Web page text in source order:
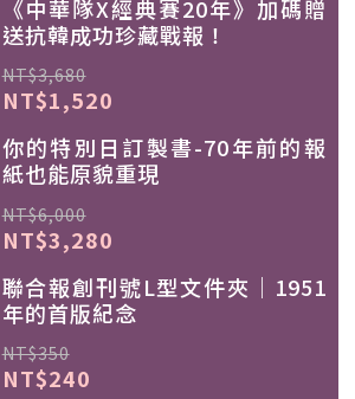
《中華隊X經典賽20年》加碼贈
送抗韓成功珍藏戰報！
NT$3,680
NT$1,520
你的特別日訂製書-70年前的報
紙也能原貌重現
NT$6,000
NT$3,280
聯合報創刊號L型文件夾｜1951
年的首版紀念
NT$350
NT$240